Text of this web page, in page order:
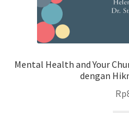
Mental Health and Your
dengan
Rp